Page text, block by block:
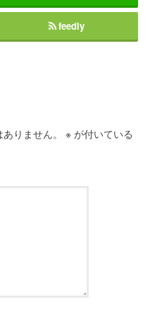
feedly
りません。 ※ が付いている